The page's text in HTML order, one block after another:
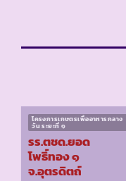
โครงการเกษตรเพื่ออาหารกลาง
วัน ระยะที่ ๑
รร.ตชด.ยอด
โพธิ์ทอง ๑
จ.อุตรดิตถ์